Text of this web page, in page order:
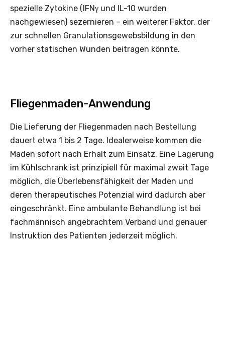
spezielle Zytokine (IFNγ und IL-10 wurden
nachgewiesen) sezernieren – ein weiterer Faktor, der
zur schnellen Granulationsgewebsbildung in den
vorher statischen Wunden beitragen könnte.
Fliegenmaden-Anwendung
Die Lieferung der Fliegenmaden nach Bestellung
dauert etwa 1 bis 2 Tage. Idealerweise kommen die
Maden sofort nach Erhalt zum Einsatz. Eine Lagerung
im Kühlschrank ist prinzipiell für maximal zweit Tage
möglich, die Überlebensfähigkeit der Maden und
deren therapeutisches Potenzial wird dadurch aber
eingeschränkt. Eine ambulante Behandlung ist bei
fachmännisch angebrachtem Verband und genauer
Instruktion des Patienten jederzeit möglich.